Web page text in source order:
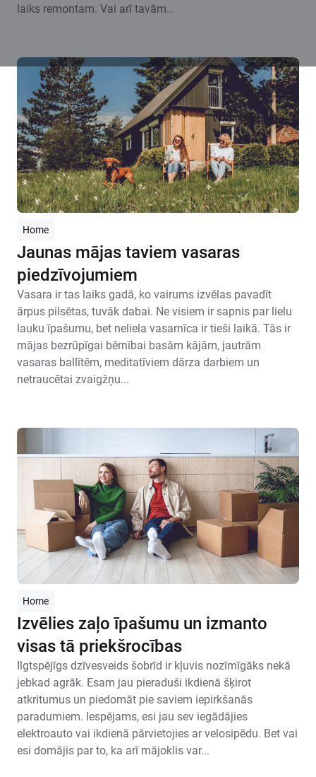
laiks remontam. Vai arī tavām...
Home
Jaunas mājas taviem vasaras
piedzīvojumiem
Vasara ir tas laiks gadā, ko vairums izvēlas pavadīt
ārpus pilsētas, tuvāk dabai. Ne visiem ir sapnis par lielu
lauku īpašumu, bet neliela vasarnīca ir tieši laikā. Tās ir
mājas bezrūpīgai bērnībai basām kājām, jautrām
vasaras ballītēm, meditatīviem dārza darbiem un
netraucētai zvaigžņu...
Home
Izvēlies zaļo īpašumu un izmanto
visas tā priekšrocības
Ilgtspējīgs dzīvesveids šobrīd ir kļuvis nozīmīgāks nekā
jebkad agrāk. Esam jau pieraduši ikdienā šķirot
atkritumus un piedomāt pie saviem iepirkšanās
paradumiem. Iespējams, esi jau sev iegādājies
elektroauto vai ikdienā pārvietojies ar velosipēdu. Bet vai
esi domājis par to, ka arī mājoklis var...